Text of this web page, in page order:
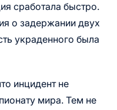
сработала быстро.
о задержании двух
украденного была
инцидент не
мира. Тем не